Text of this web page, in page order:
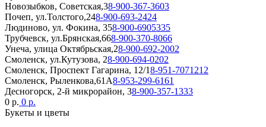
Новозыбков, Советская,38-900-367-3603
Почеп, ул.Толстого,248-900-693-2424
Людиново, ул. Фокина, 358-900-6905335
Трубчевск, ул.Брянская,668-900-370-8066
Унеча, улица Октябрьская,28-900-692-2002
Смоленск, ул.Кутузова, 28-900-694-0202
Смоленск, Проспект Гагарина, 12/18-951-7071212
Смоленск, Рыленкова,61А8-953-299-6161
Десногорск, 2-й микрорайон, 38-900-357-1333
0 р. 0 р.
Букеты и цветы